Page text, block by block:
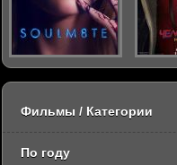
Фильмы / Категории
По году